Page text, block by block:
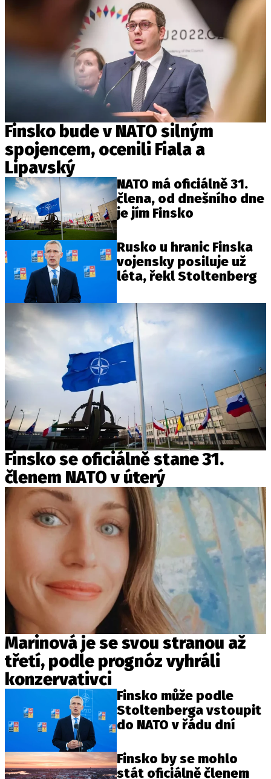
Finsko bude v NATO silným
spojencem, ocenili Fiala a
Lipavský
NATO má oficiálně 31.
člena, od dnešního dne
je jím Finsko
Rusko u hranic Finska
vojensky posiluje už
léta, řekl Stoltenberg
Finsko se oficiálně stane 31.
členem NATO v úterý
Marinová je se svou stranou až
třetí, podle prognóz vyhráli
konzervativci
Finsko může podle
Stoltenberga vstoupit
do NATO v řádu dní
Finsko by se mohlo
stát oficiálně členem